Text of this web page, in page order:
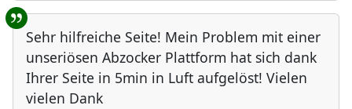
Sehr hilfreiche Seite! Mein Problem mit einer
unseriösen Abzocker Plattform hat sich dank
Ihrer Seite in 5min in Luft aufgelöst! Vielen
vielen Dank